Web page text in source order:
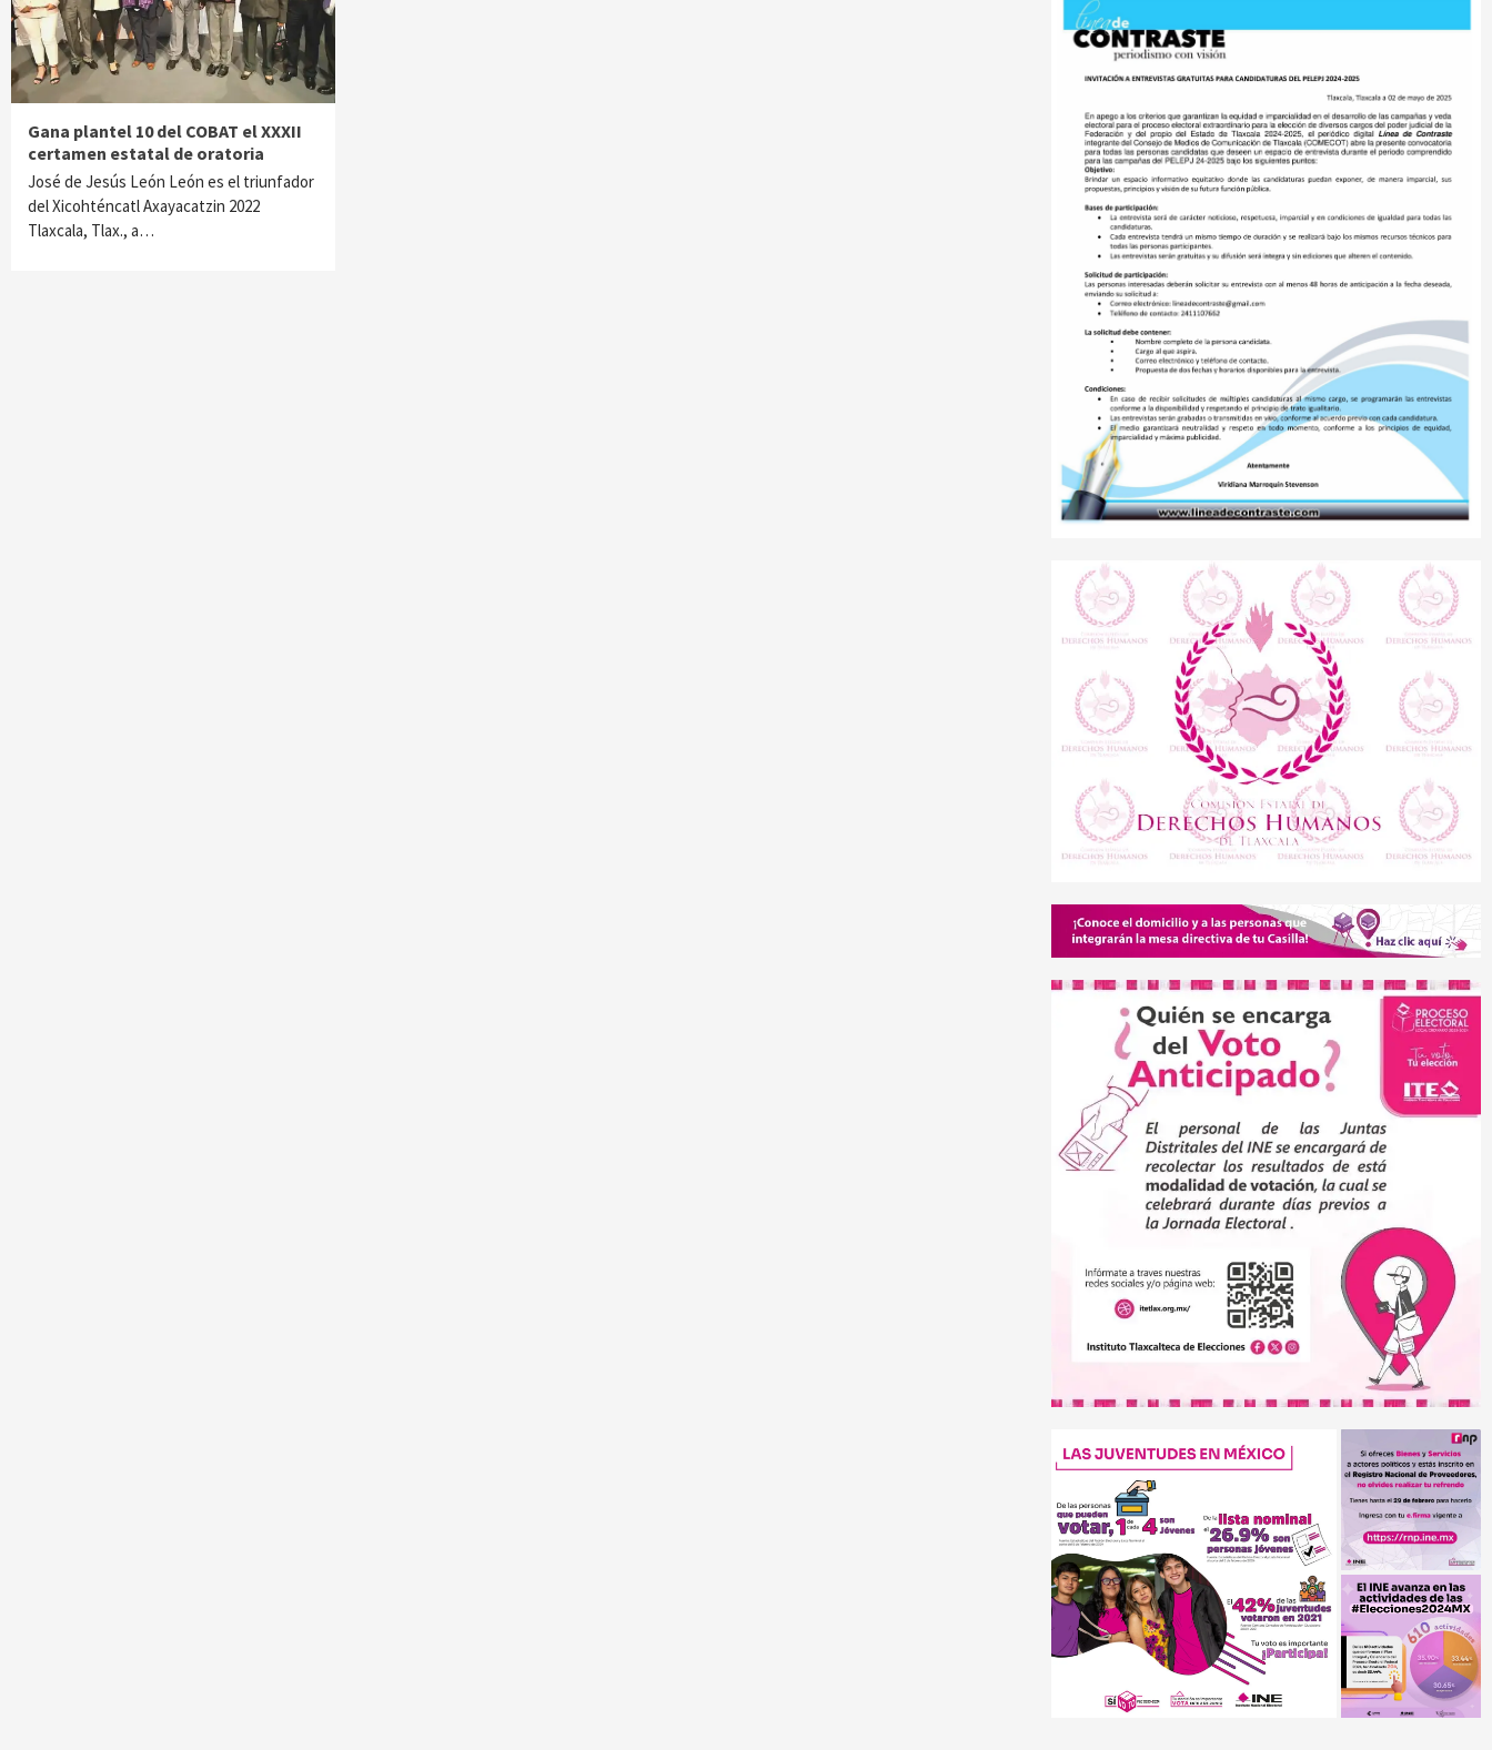
Gana plantel 10 del COBAT el XXXII
certamen estatal de oratoria
José de Jesús León León es el triunfador
del Xicohténcatl Axayacatzin 2022
Tlaxcala, Tlax., a…